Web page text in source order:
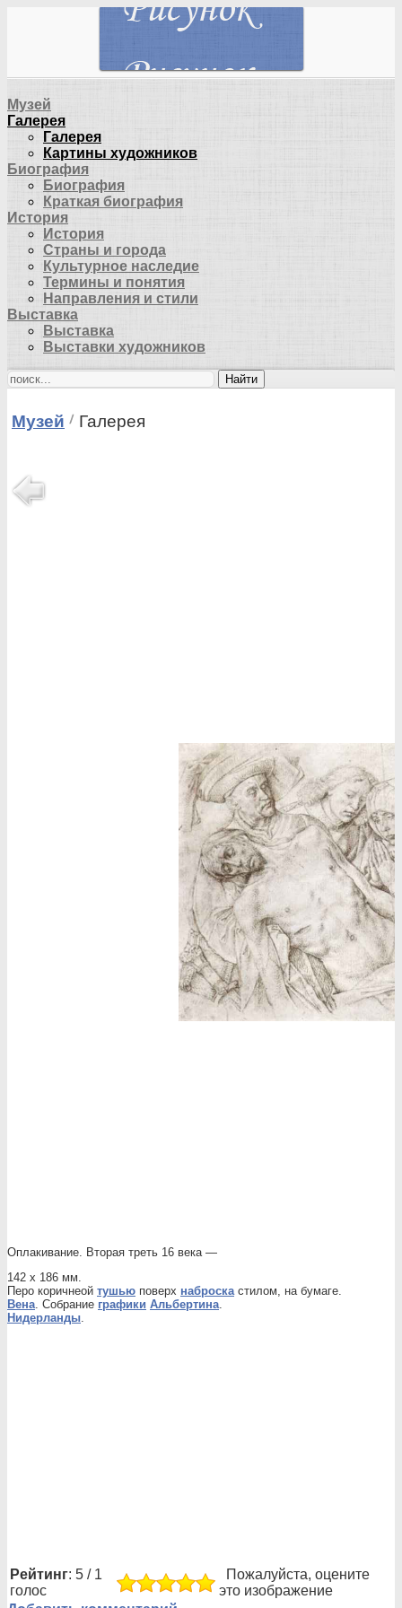
Музей
Галерея
Галерея
Картины художников
Биография
Биография
Краткая биография
История
История
Страны и города
Культурное наследие
Термины и понятия
Направления и стили
Выставка
Выставка
Выставки художников
Найти
Музей Галерея
Оплакивание. Вторая треть 16 века —
142 х 186 мм.
Перо коричнеой тушью поверх наброскастилом, на бумаге.
Вена. Собрание графики Альбертина.
Нидерланды.
Рейтинг: 5 / 1
голос
Пожалуйста, оцените
это изображение